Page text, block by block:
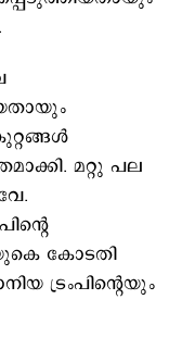
മറ്റു പല
കോടതി
ട്രംപിന്‍റെയും